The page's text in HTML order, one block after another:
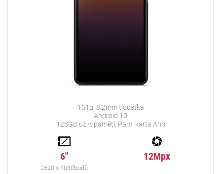
151g, 8,2mm tloušťka
Android 10
128GB uživ. paměti, Pam. karta Ano
6"
2520 x 1080bodů
12Mpx